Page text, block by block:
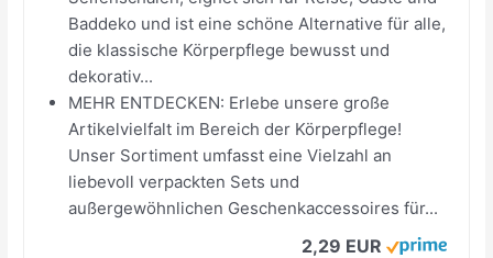
Baddeko und ist eine schöne Alternative für alle,
die klassische Körperpflege bewusst und
dekorativ...
MEHR ENTDECKEN: Erlebe unsere große
Artikelvielfalt im Bereich der Körperpflege!
Unser Sortiment umfasst eine Vielzahl an
liebevoll verpackten Sets und
außergewöhnlichen Geschenkaccessoires für...
2,29 EUR